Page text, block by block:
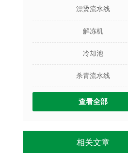
漂烫流水线
解冻机
冷却池
杀青流水线
查看全部
相关文章